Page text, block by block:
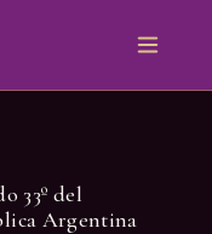
33º del
Argentina